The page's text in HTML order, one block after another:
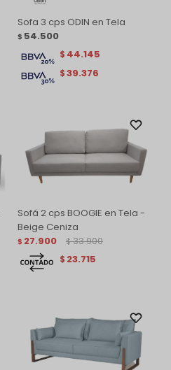
Sofa 3 cps ODIN en Tela
$ 54.500
$39.376
$ 44.145
Sofá 2 cps BOOGIE en Tela -
Beige Ceniza
$ 27.900 $ 33.900
$ 23.715